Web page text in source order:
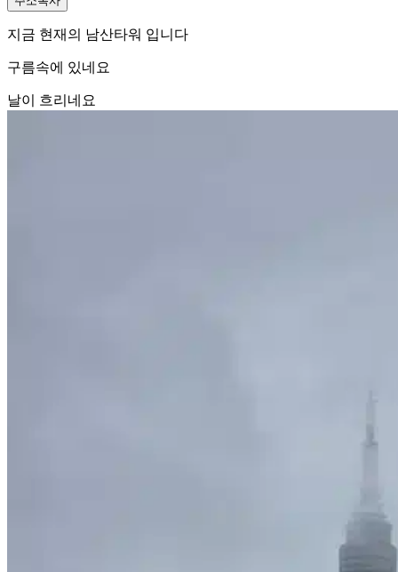
지금 현재의 남산타워 입니다
구름속에 있네요
날이 흐리네요